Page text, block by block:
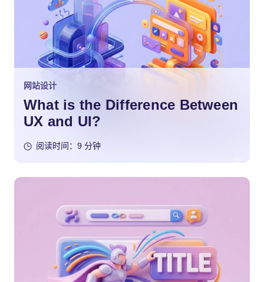
网站设计
What is the Difference Between
UX and UI?
阅读时间：9 分钟